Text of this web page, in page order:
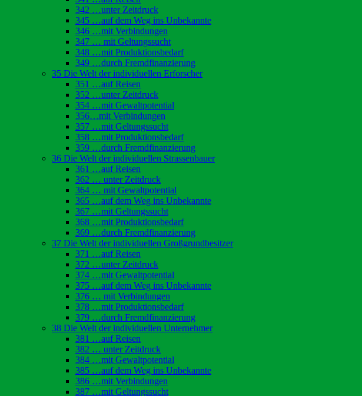
342 …unter Zeitdruck
345 …auf dem Weg ins Unbekannte
346 …mit Verbindungen
347 … mit Geltungssucht
348 …mit Produktionsbedarf
349 …durch Fremdfinanzierung
35 Die Welt der individuellen Erforscher
351 …auf Reisen
352 …unter Zeitdruck
354 …mit Gewaltpotential
356…mit Verbindungen
357 …mit Geltungssucht
358 …mit Produktionsbedarf
359 …durch Fremdfinanzierung
36 Die Welt der individuellen Strassenbauer
361 …auf Reisen
362 … unter Zeitdruck
364 … mit Gewaltpotential
365 …auf dem Weg ins Unbekannte
367 …mit Geltungssucht
368 …mit Produktionsbedarf
369 …durch Fremdfinanzierung
37 Die Welt der individuellen Großgrundbesitzer
371 …auf Reisen
372 …unter Zeitdruck
374 …mit Gewaltpotential
375 …auf dem Weg ins Unbekannte
376 … mit Verbindungen
378 …mit Produktionsbedarf
379 …durch Fremdfinanzierung
38 Die Welt der individuellen Unternehmer
381 …auf Reisen
382 … unter Zeitdruck
384 …mit Gewaltpotential
385 …auf dem Weg ins Unbekannte
386 …mit Verbindungen
387 …mit Geltungssucht